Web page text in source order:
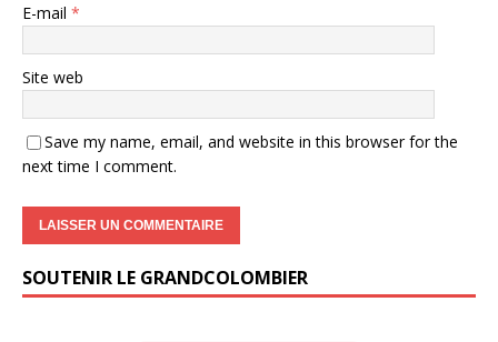
E-mail *
Site web
Save my name, email, and website in this browser for the
next time I comment.
SOUTENIR LE GRANDCOLOMBIER